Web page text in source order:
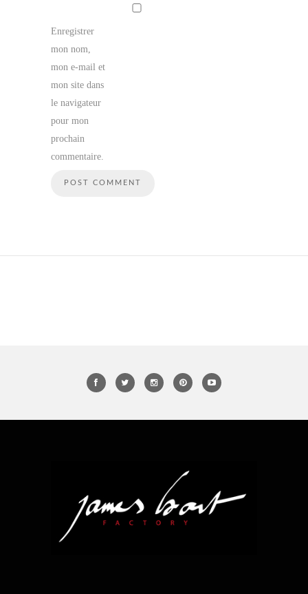
Enregistrer
mon nom,
mon e-mail et
mon site dans
le navigateur
pour mon
prochain
commentaire.